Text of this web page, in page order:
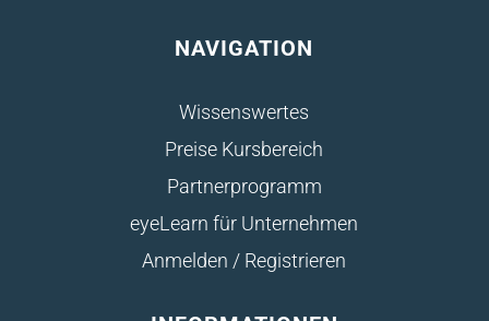
NAVIGATION
Wissenswertes
Preise Kursbereich
Partnerprogramm
eyeLearn für Unternehmen
Anmelden / Registrieren